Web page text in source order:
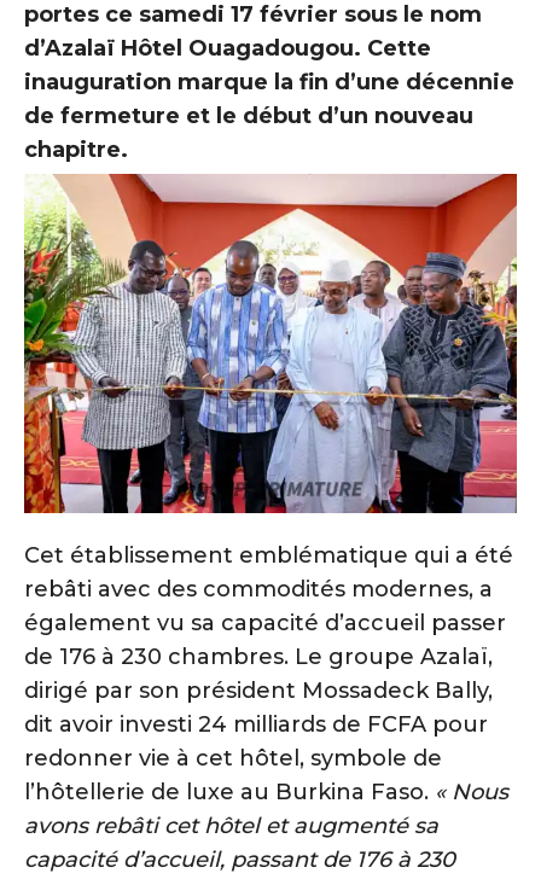
portes ce samedi 17 février sous le nom
d’Azalaï Hôtel Ouagadougou. Cette
inauguration marque la fin d’une décennie
de fermeture et le début d’un nouveau
chapitre.
Cet établissement emblématique qui a été
rebâti avec des commodités modernes, a
également vu sa capacité d’accueil passer
de 176 à 230 chambres. Le groupe Azalaï,
dirigé par son président Mossadeck Bally,
dit avoir investi 24 milliards de FCFA pour
redonner vie à cet hôtel, symbole de
l’hôtellerie de luxe au Burkina Faso. « Nous
avons rebâti cet hôtel et augmenté sa
capacité d’accueil, passant de 176 à 230